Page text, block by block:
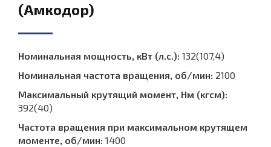
(Амкодор)
Номинальная мощность, кВт (л.с.): 132(107,4)
Номинальная частота вращения, об/мин: 2100
Максимальный крутящий момент, Нм (кгсм):
392(40)
Частота вращения при максимальном крутящем
моменте, об/мин: 1400